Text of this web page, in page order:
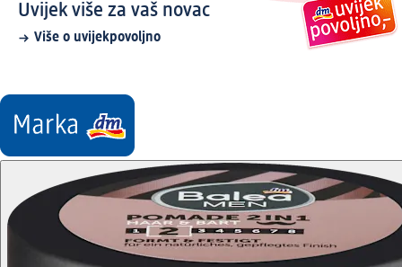
Uvijek više za vaš novac
Više o uvijekpovoljno